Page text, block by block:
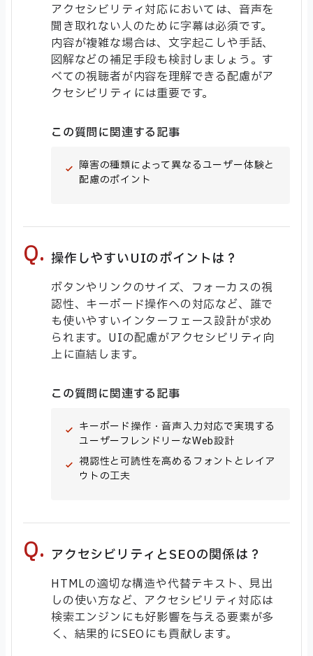
アクセシビリティ対応においては、音声を
聞き取れない人のために字幕は必須です。
内容が複雑な場合は、文字起こしや手話、
図解などの補足手段も検討しましょう。す
べての視聴者が内容を理解できる配慮がア
クセシビリティには重要です。
この質問に関連する記事
障害の種類によって異なるユーザー体験と
配慮のポイント
操作しやすいUIのポイントは？
ボタンやリンクのサイズ、フォーカスの視
認性、キーボード操作への対応など、誰で
も使いやすいインターフェース設計が求め
られます。UIの配慮がアクセシビリティ向
上に直結します。
この質問に関連する記事
キーボード操作・音声入力対応で実現する
ユーザーフレンドリーなWeb設計
視認性と可読性を高めるフォントとレイア
ウトの工夫
アクセシビリティとSEOの関係は？
HTMLの適切な構造や代替テキスト、見出
しの使い方など、アクセシビリティ対応は
検索エンジンにも好影響を与える要素が多
く、結果的にSEOにも貢献します。